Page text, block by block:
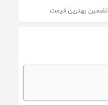
تضمین بهترین قیمت